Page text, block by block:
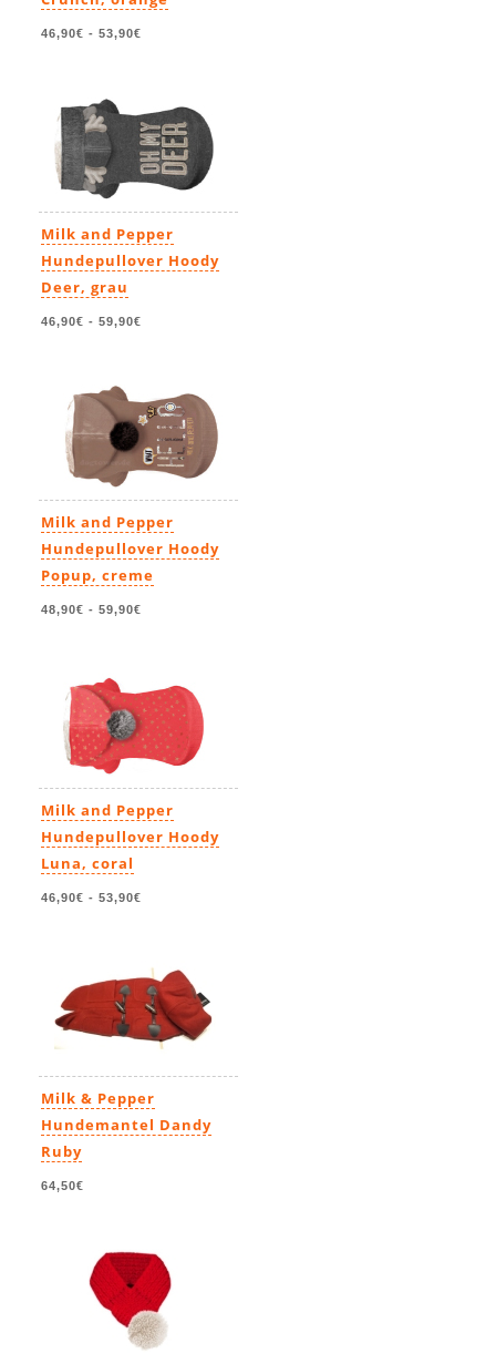
46,90€ - 53,90€
Milk and Pepper
Hundepullover Hoody
Deer, grau
46,90€ - 59,90€
Milk and Pepper
Hundepullover Hoody
Popup, creme
48,90€ - 59,90€
Milk and Pepper
Hundepullover Hoody
Luna, coral
46,90€ - 53,90€
Milk & Pepper
Hundemantel Dandy
Ruby
64,50€